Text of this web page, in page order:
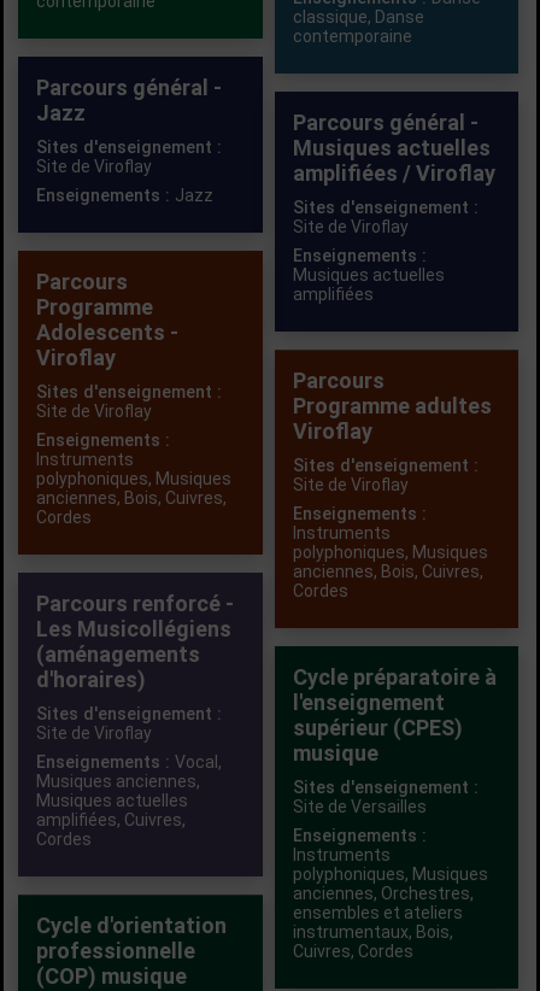
classique, Danse
contemporaine
Parcours général -
Jazz
Sites d'enseignement :
Site de Viroflay
Enseignements : Jazz
Parcours général -
Musiques actuelles
amplifiées / Viroflay
Sites d'enseignement :
Site de Viroflay
Enseignements :
Musiques actuelles
amplifiées
Parcours
Programme
Adolescents -
Viroflay
Sites d'enseignement :
Site de Viroflay
Enseignements :
Instruments
polyphoniques, Musiques
anciennes, Bois, Cuivres,
Cordes
Parcours
Programme adultes
Viroflay
Sites d'enseignement :
Site de Viroflay
Enseignements :
Instruments
polyphoniques, Musiques
anciennes, Bois, Cuivres,
Cordes
Parcours renforcé -
Les Musicollégiens
(aménagements
d'horaires)
Sites d'enseignement :
Site de Viroflay
Enseignements : Vocal ,
Musiques anciennes,
Musiques actuelles
amplifiées, Cuivres,
Cordes
Cycle préparatoire à
l'enseignement
supérieur (CPES)
musique
Sites d'enseignement :
Site de Versailles
Enseignements :
Instruments
polyphoniques, Musiques
anciennes, Orchestres,
ensembles et ateliers
instrumentaux, Bois,
Cuivres, Cordes
Cycle d'orientation
professionnelle
(COP) musique